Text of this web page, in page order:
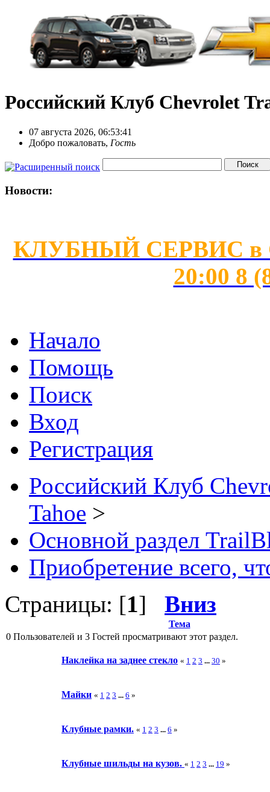
Российский Клуб Chevrolet
07 августа 2026, 06:53:41
Добро пожаловать, Гость
Новости:
КЛУБНЫЙ СЕРВИС в
20:00 8
Начало
Помощь
Поиск
Вход
Регистрация
Российский Клуб
Tahoe >
Основной раздел
Приобретение всего,
Страницы: [1] Вниз
Тема
0 Пользователей и 3 Гостей просматривают этот раздел.
Наклейка на заднее стекло « 1 2 3 ... 30 »
Майки « 1 2 3 ... 6 »
Клубные рамки. « 1 2 3 ... 6 »
Клубные шильды на кузов. « 1 2 3 ... 19 »